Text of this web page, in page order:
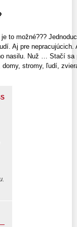
to možné???
Aj pre
nasilu. Nuž … Stačí
domy, stromy, ľudí,